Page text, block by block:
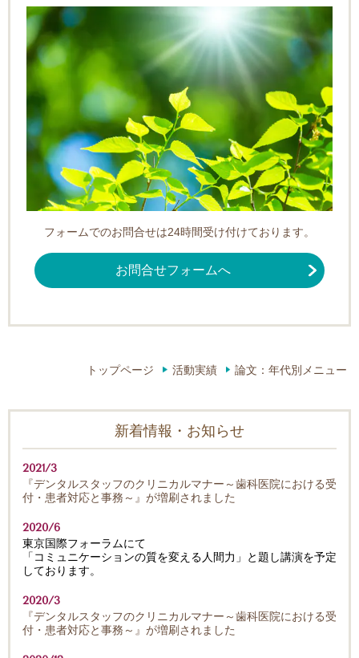
フォームでのお問合せは24時間受け付けております。
お問合せフォームへ
トップページ 活動実績 論文：年代別メニュー
新着情報・お知らせ
2021/3
『デンタルスタッフのクリニカルマナー～歯科医院における受
付・患者対応と事務～』が増刷されました
2020/6
東京国際フォーラムにて
「コミュニケーションの質を変える人間力」と題し講演を予定
しております。
2020/3
『デンタルスタッフのクリニカルマナー～歯科医院における受
付・患者対応と事務～』が増刷されました